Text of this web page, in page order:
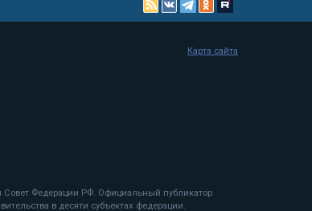
Совет Федерации РФ. Официальный публикатор
в десяти субъектах федерации.
Карта сайта